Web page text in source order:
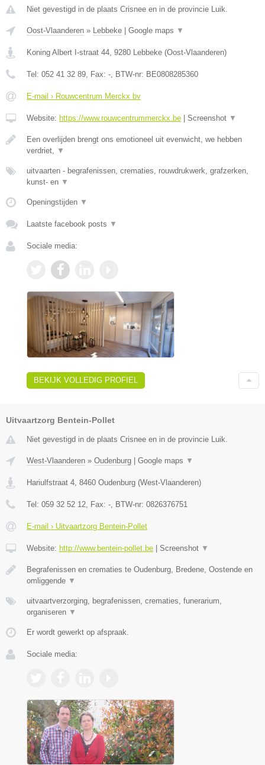
Niet gevestigd in de plaats Crisnee en in de provincie Luik.
Oost-Vlaanderen » Lebbeke | Google maps ▼
Koning Albert I-straat 44 9280 Lebbeke (Oost-Vlaanderen)
Tel: 052 41 32 89 , Fax: - , BTW-nr: BE0808285360
E-mail › Rouwcentrum Merckx bv
Website: https://www.rouwcentrummerckx.be | Screenshot ▼
Een overlijden brengt ons emotioneel uit evenwicht, we hebben
verdriet,
▼
uitvaarten - begrafenissen, crematies, rouwdrukwerk, grafzerken,
kunst- en ▼
Openingstijden ▼
Laatste facebook posts ▼
Sociale media:
BEKIJK VOLLEDIG PROFIEL
Uitvaartzorg Bentein-Pollet
Niet gevestigd in de plaats Crisnee en in de provincie Luik.
West-Vlaanderen » Oudenburg | Google maps ▼
Hariulfstraat 4 8460 Oudenburg (West-Vlaanderen)
Tel: 059 32 52 12 , Fax: - , BTW-nr: 0826376751
E-mail › Uitvaartzorg Bentein-Pollet
Website: http://www.bentein-pollet.be | Screenshot ▼
Begrafenissen en crematies te Oudenburg, Bredene, Oostende en
omliggende ▼
uitvaartverzorging, begrafenissen, crematies, funerarium,
organiseren ▼
Er wordt gewerkt op afspraak.
Sociale media: